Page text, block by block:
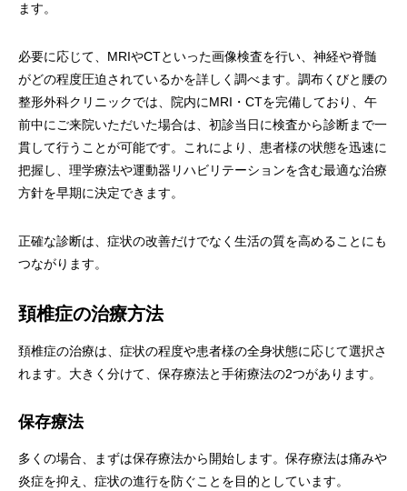
ます。
必要に応じて、MRIやCTといった画像検査を行い、神経や脊髄
がどの程度圧迫されているかを詳しく調べます。調布くびと腰の
整形外科クリニックでは、院内にMRI・CTを完備しており、午
前中にご来院いただいた場合は、初診当日に検査から診断まで一
貫して行うことが可能です。これにより、患者様の状態を迅速に
把握し、理学療法や運動器リハビリテーションを含む最適な治療
方針を早期に決定できます。
正確な診断は、症状の改善だけでなく生活の質を高めることにも
つながります。
頚椎症の治療方法
頚椎症の治療は、症状の程度や患者様の全身状態に応じて選択さ
れます。大きく分けて、保存療法と手術療法の2つがあります。
保存療法
多くの場合、まずは保存療法から開始します。保存療法は痛みや
炎症を抑え、症状の進行を防ぐことを目的としています。